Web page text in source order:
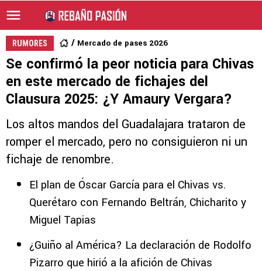
RUMORES Mercado de pases 2026
Se confirmó la peor noticia para Chivas
en este mercado de fichajes del
Clausura 2025: ¿Y Amaury Vergara?
Los altos mandos del Guadalajara trataron de
romper el mercado, pero no consiguieron ni un
fichaje de renombre.
El plan de Óscar García para el Chivas vs.
Querétaro con Fernando Beltrán, Chicharito y
Miguel Tapias
¿Guiño al América? La declaración de Rodolfo
Pizarro que hirió a la afición de Chivas